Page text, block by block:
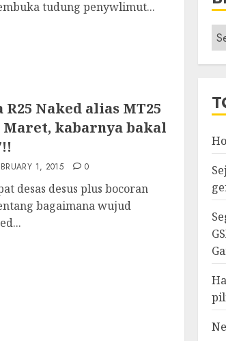
tudung penywlimut...
R25 Naked alias MT25
kabarnya bakal
1, 2015 0
desas desus plus bocoran
bagaimana wujud
&